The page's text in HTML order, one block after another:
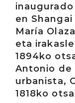
en
María
eta
1894ko
Antonio
urbanista,
1818ko